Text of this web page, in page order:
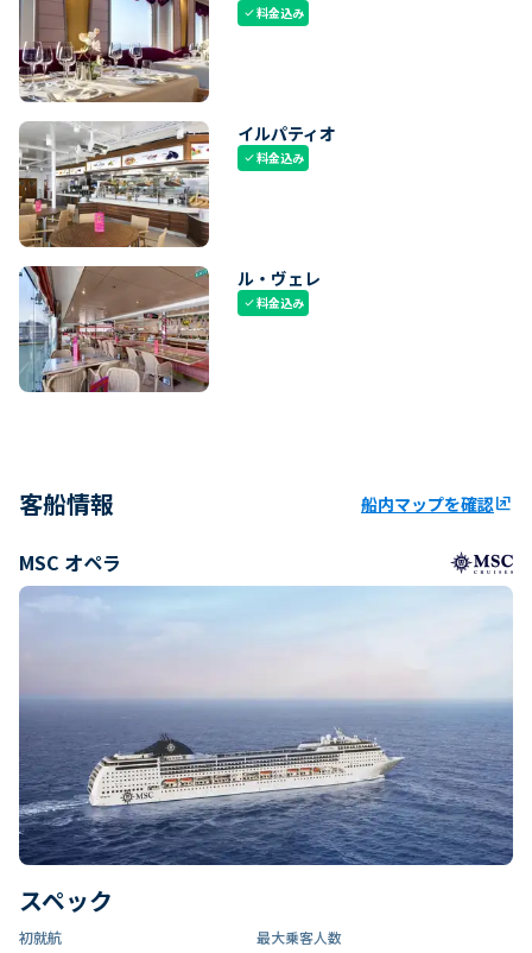
check料金込み
イルパティオ
check料金込み
ル・ヴェレ
check料金込み
客船情報 船内マップを確認ungroup
MSC オペラ
スペック
初就航 最大乗客人数